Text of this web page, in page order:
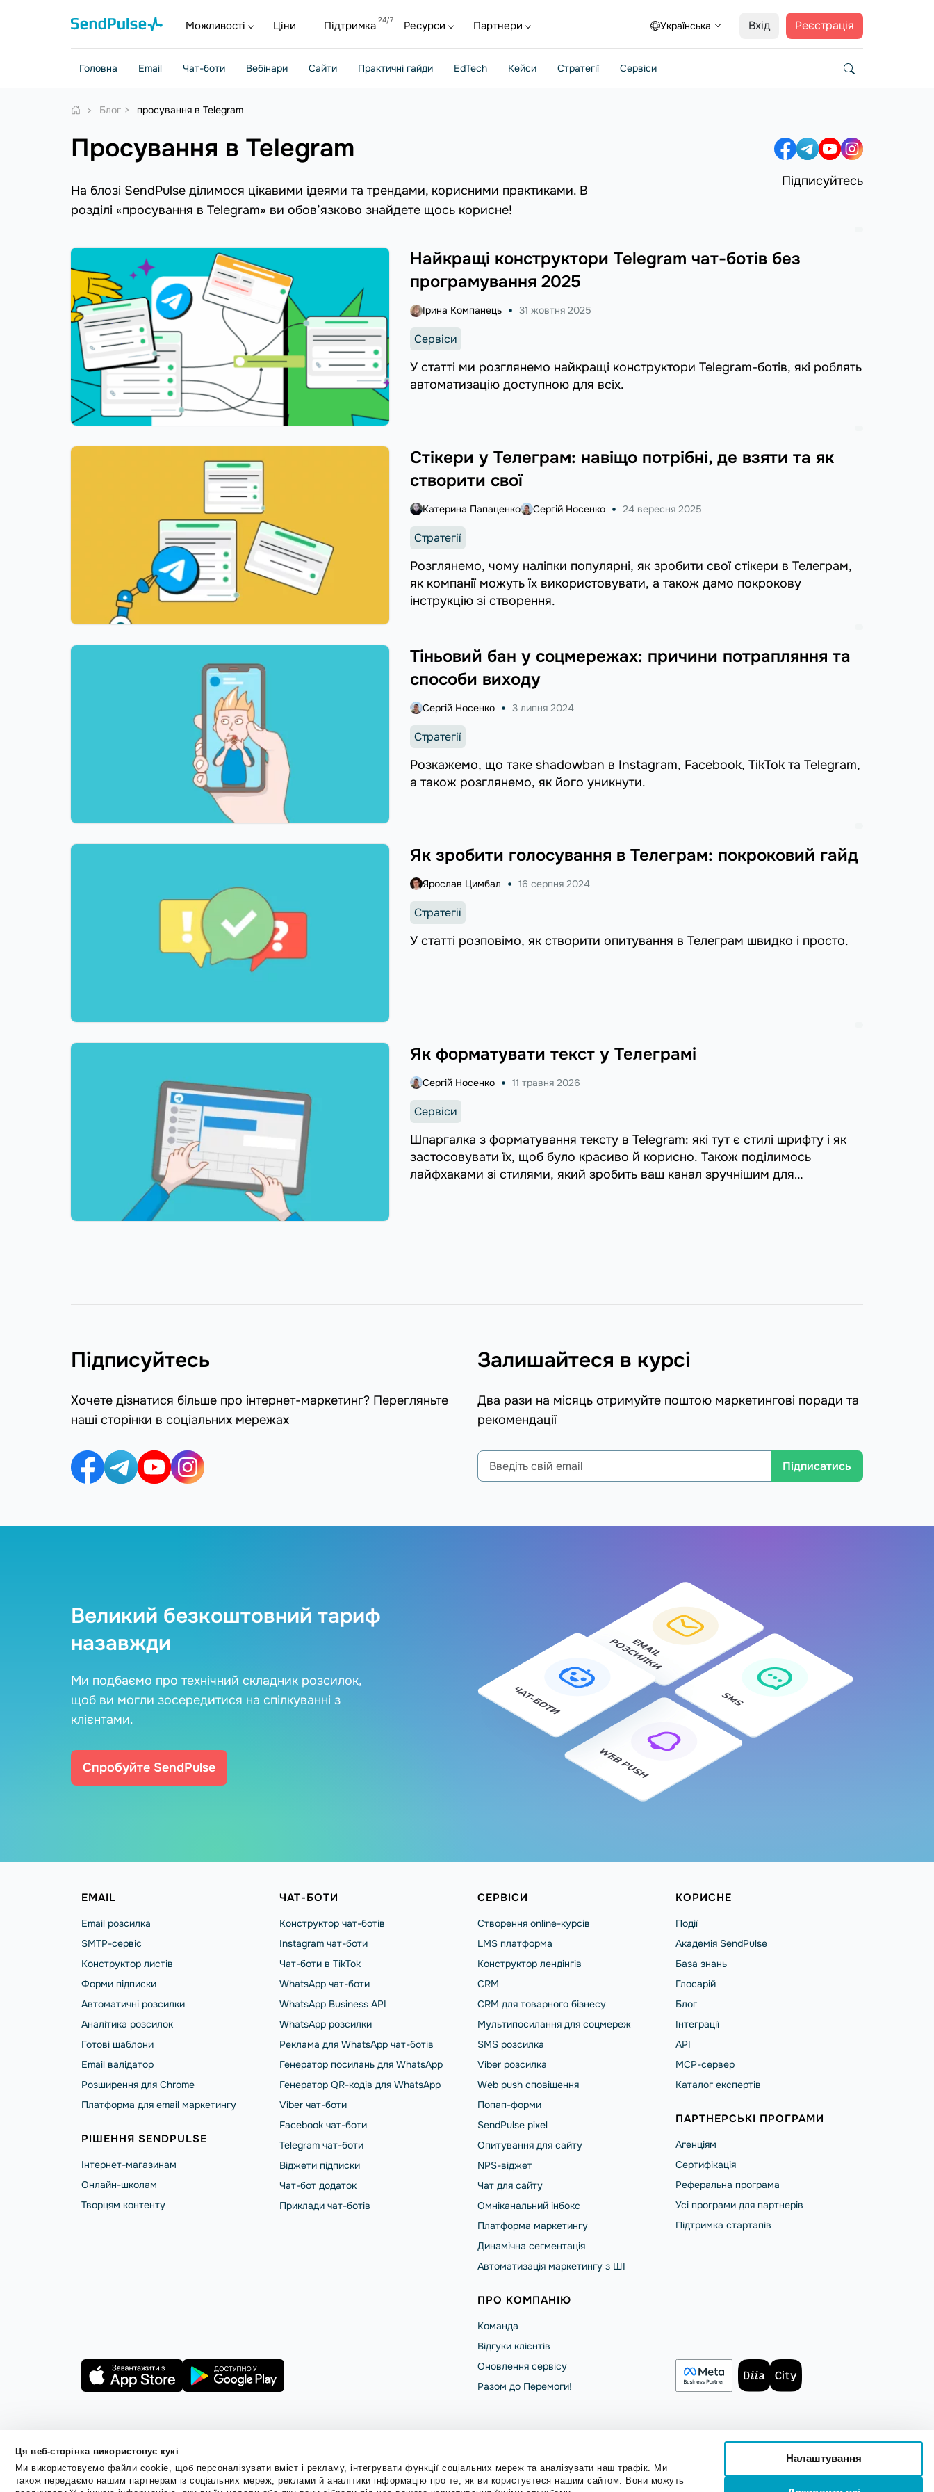
Ця веб-сторінка використовує кукі
Ми використовуємо файли cookie, щоб персоналізувати вміст і рекламу, інтегрувати функції соціальних мереж та аналізувати наш трафік. Ми
також передаємо нашим партнерам із соціальних мереж, реклами й аналітики інформацію про те, як ви користуєтеся нашим сайтом. Вони можуть
Налаштування
Українська Вхід Реєстрація
Можливості Ціни Підтримка Ресурси Партнери
Головна Email Чат-боти Вебінари Сайти Практичні гайди EdTech Кейси Стратегії Сервіси
Блог просування в Telegram
просування в Telegram
На блозі SendPulse ділимося цікавими ідеями та трендами, корисними практиками. В
розділі «просування в Telegram» ви обов’язково знайдете щось корисне!
Підписуйтесь
Найкращі конструктори Telegram чат-ботів без
програмування 2025
Ірина Компанець 31 жовтня 2025
Сервіси
У статті ми розглянемо найкращі конструктори Telegram-ботів, які роблять
автоматизацію доступною для всіх.
Стікери у Телеграм: навіщо потрібні, де взяти та як
створити свої
Катерина Папаценко Сергій Носенко 24 вересня 2025
Стратегії
Розглянемо, чому наліпки популярні, як зробити свої стікери в Телеграм,
як компанії можуть їх використовувати, а також дамо покрокову
інструкцію зі створення.
Тіньовий бан у соцмережах: причини потрапляння та
способи виходу
Сергій Носенко 3 липня 2024
Стратегії
Розкажемо, що таке shadowban в Instagram, Facebook, TikTok та Telegram,
а також розглянемо, як його уникнути.
Як зробити голосування в Телеграм: покроковий гайд
Ярослав Цимбал 16 серпня 2024
Стратегії
У статті розповімо, як створити опитування в Телеграм швидко і просто.
Як форматувати текст у Телеграмі
Сергій Носенко 11 травня 2026
Сервіси
Шпаргалка з форматування тексту в Telegram: які тут є стилі шрифту і як
застосовувати їх, щоб було красиво й корисно. Також поділимось
лайфхаками зі стилями, який зробить ваш канал зручнішим для
Підписуйтесь
Хочете дізнатися більше про інтернет-маркетинг? Перегляньте
наші сторінки в соціальних мережах
Залишайтеся в курсі
Два рази на місяць отримуйте поштою маркетингові поради та
рекомендації
Підписатись
Великий безкоштовний тариф
назавжди
Ми подбаємо про технічний складник розсилок,
щоб ви могли зосередитися на спілкуванні з
клієнтами.
Спробуйте SendPulse
EMAIL
Email розсилка
SMTP-сервіс
Конструктор листів
Форми підписки
Автоматичні розсилки
Аналітика розсилок
Готові шаблони
Email валідатор
Розширення для Chrome
Платформа для email маркетингу
РІШЕННЯ SENDPULSE
Інтернет-магазинам
Онлайн-школам
Творцям контенту
ЧАТ-БОТИ
Конструктор чат-ботів
Instagram чат-боти
Чат-боти в TikTok
WhatsApp чат-боти
WhatsApp Business API
WhatsApp розсилки
Реклама для WhatsApp чат-ботів
Генератор посилань для WhatsApp
Генератор QR-кодів для WhatsApp
Viber чат-боти
Facebook чат-боти
Telegram чат-боти
Віджети підписки
Чат-бот додаток
Приклади чат-ботів
СЕРВІСИ
Створення online-курсів
LMS платформа
Конструктор лендінгів
CRM
CRM для товарного бізнесу
Мультипосилання для соцмереж
SMS розсилка
Viber розсилка
Web push сповіщення
Попап-форми
SendPulse pixel
Опитування для сайту
NPS-віджет
Чат для сайту
Омніканальний інбокс
Платформа маркетингу
Динамічна сегментація
Автоматизація маркетингу з ШІ
ПРО КОМПАНІЮ
Команда
Відгуки клієнтів
Оновлення сервісу
Разом до Перемоги!
КОРИСНЕ
Події
Академія SendPulse
База знань
Глосарій
Блог
Інтеграції
API
MCP-сервер
Каталог експертів
ПАРТНЕРСЬКІ ПРОГРАМИ
Агенціям
Сертифікація
Реферальна програма
Усі програми для партнерів
Підтримка стартапів
Правила користування
© 2015 - 2026. ТОВ «СендПульс». Всі права захищені.
Українська